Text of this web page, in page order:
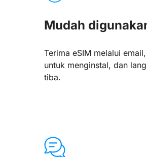
Mudah
Terima eSIM melalui
untuk menginstal, dan
tiba.